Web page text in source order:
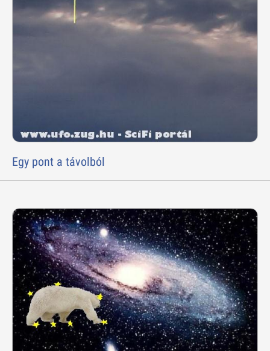
Egy pont a távolból